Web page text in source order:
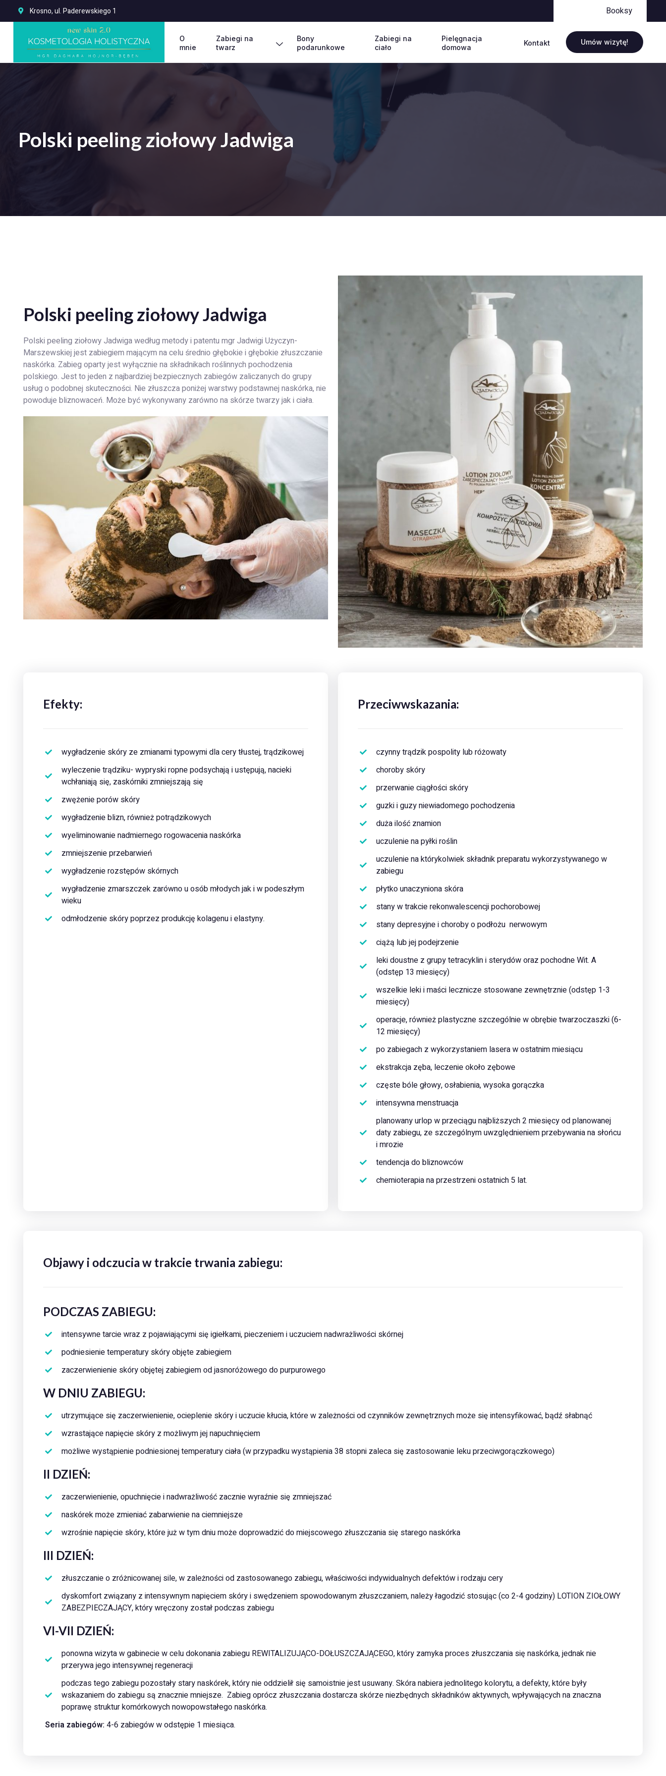
Krosno, ul. Paderewskiego 1 Booksy
O
mnie
Zabiegi na
twarz
Bony
podarunkowe
Zabiegi na
ciało
Pielęgnacja
domowa
Kontakt Umów wizytę!
Polski peeling ziołowy Jadwiga
Polski peeling ziołowy Jadwiga
Polski peeling ziołowy Jadwiga według metody i patentu mgr Jadwigi Użyczyn-
Marszewskiej jest zabiegiem mającym na celu średnio głębokie i głębokie złuszczanie
naskórka. Zabieg oparty jest wyłącznie na składnikach roślinnych pochodzenia
polskiego. Jest to jeden z najbardziej bezpiecznych zabiegów zaliczanych do grupy
usług o podobnej skuteczności. Nie złuszcza poniżej warstwy podstawnej naskórka, nie
powoduje bliznowaceń. Może być wykonywany zarówno na skórze twarzy jak i ciała.
Efekty:
wygładzenie skóry ze zmianami typowymi dla cery tłustej, trądzikowej
wyleczenie trądziku- wypryski ropne podsychają i ustępują, nacieki
wchłaniają się, zaskórniki zmniejszają się
zwężenie porów skóry
wygładzenie blizn, również potrądzikowych
wyeliminowanie nadmiernego rogowacenia naskórka
zmniejszenie przebarwień
wygładzenie rozstępów skórnych
wygładzenie zmarszczek zarówno u osób młodych jak i w podeszłym
wieku
odmłodzenie skóry poprzez produkcję kolagenu i elastyny.
Przeciwwskazania:
czynny trądzik pospolity lub różowaty
choroby skóry
przerwanie ciągłości skóry
guzki i guzy niewiadomego pochodzenia
duża ilość znamion
uczulenie na pyłki roślin
uczulenie na którykolwiek składnik preparatu wykorzystywanego w
zabiegu
płytko unaczyniona skóra
stany w trakcie rekonwalescencji pochorobowej
stany depresyjne i choroby o podłożu nerwowym
ciążą lub jej podejrzenie
leki doustne z grupy tetracyklin i sterydów oraz pochodne Wit. A
(odstęp 13 miesięcy)
wszelkie leki i maści lecznicze stosowane zewnętrznie (odstęp 1-3
miesięcy)
operacje, również plastyczne szczególnie w obrębie twarzoczaszki (6-
12 miesięcy)
po zabiegach z wykorzystaniem lasera w ostatnim miesiącu
ekstrakcja zęba, leczenie około zębowe
częste bóle głowy, osłabienia, wysoka gorączka
intensywna menstruacja
planowany urlop w przeciągu najbliższych 2 miesięcy od planowanej
daty zabiegu, ze szczególnym uwzględnieniem przebywania na słońcu
i mrozie
tendencja do bliznowców
chemioterapia na przestrzeni ostatnich 5 lat.
Objawy i odczucia w trakcie trwania zabiegu:
PODCZAS ZABIEGU:
intensywne tarcie wraz z pojawiającymi się igiełkami, pieczeniem i uczuciem nadwrażliwości skórnej
podniesienie temperatury skóry objęte zabiegiem
zaczerwienienie skóry objętej zabiegiem od jasnoróżowego do purpurowego
W DNIU ZABIEGU:
utrzymujące się zaczerwienienie, ocieplenie skóry i uczucie kłucia, które w zależności od czynników zewnętrznych może się intensyfikować, bądź słabnąć
wzrastające napięcie skóry z możliwym jej napuchnięciem
możliwe wystąpienie podniesionej temperatury ciała (w przypadku wystąpienia 38 stopni zaleca się zastosowanie leku przeciwgorączkowego)
II DZIEŃ:
zaczerwienienie, opuchnięcie i nadwrażliwość zacznie wyraźnie się zmniejszać
naskórek może zmieniać zabarwienie na ciemniejsze
wzrośnie napięcie skóry, które już w tym dniu może doprowadzić do miejscowego złuszczania się starego naskórka
III DZIEŃ:
złuszczanie o zróżnicowanej sile, w zależności od zastosowanego zabiegu, właściwości indywidualnych defektów i rodzaju cery
dyskomfort związany z intensywnym napięciem skóry i swędzeniem spowodowanym złuszczaniem, należy łagodzić stosując (co 2-4 godziny) LOTION ZIOŁOWY
ZABEZPIECZAJĄCY, który wręczony został podczas zabiegu
VI-VII DZIEŃ:
ponowna wizyta w gabinecie w celu dokonania zabiegu REWITALIZUJĄCO-DOŁUSZCZAJĄCEGO, który zamyka proces złuszczania się naskórka, jednak nie
przerywa jego intensywnej regeneracji
podczas tego zabiegu pozostały stary naskórek, który nie oddzielił się samoistnie jest usuwany. Skóra nabiera jednolitego kolorytu, a defekty, które były
wskazaniem do zabiegu są znacznie mniejsze. Zabieg oprócz złuszczania dostarcza skórze niezbędnych składników aktywnych, wpływających na znaczna
poprawę struktur komórkowych nowopowstałego naskórka.
Seria zabiegów: 4-6 zabiegów w odstępie 1 miesiąca.